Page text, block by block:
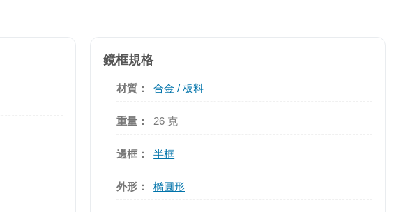
鏡框規格
材質： 合金 / 板料
重量： 26 克
邊框： 半框
外形： 橢圓形